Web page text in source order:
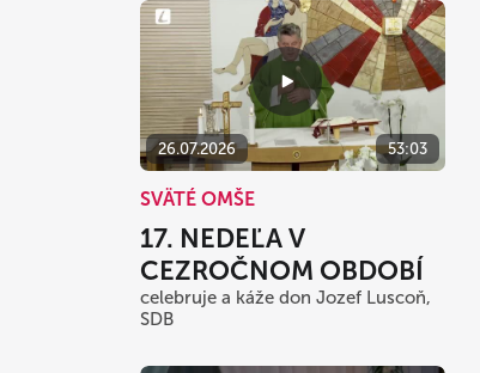
26.07.2026 53:03
SVÄTÉ OMŠE
17. NEDEĽA V
CEZROČNOM OBDOBÍ
celebruje a káže don Jozef Luscoň,
SDB